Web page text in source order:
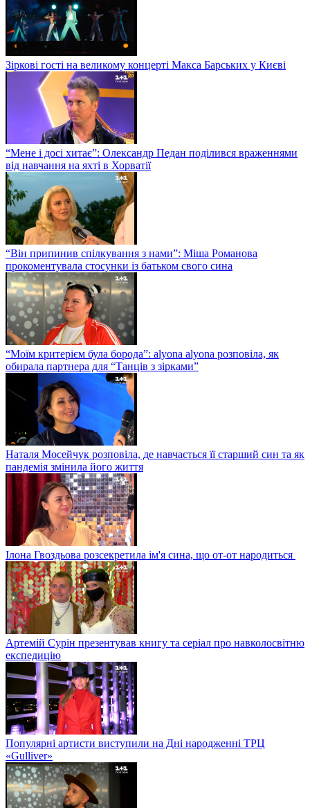
Зіркові гості на великому концерті Макса Барських у Києві
“Мене і досі хитає”: Олександр Педан поділився враженнями
від навчання на яхті в Хорватії
“Він припинив спілкування з нами”: Міша Романова
прокоментувала стосунки із батьком свого сина
“Моїм критерієм була борода”: alyona alyona розповіла, як
обирала партнера для “Танців з зірками”
Наталя Мосейчук розповіла, де навчається її старший син та як
пандемія змінила його життя
Ілона Гвоздьова розсекретила ім'я сина, що от-от народиться
Артемій Сурін презентував книгу та серіал про навколосвітню
експедицію
Популярні артисти виступили на Дні народженні ТРЦ
«Gulliver»